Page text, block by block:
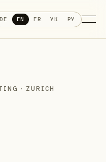
DE EN FR УК РУ
· ZURICH